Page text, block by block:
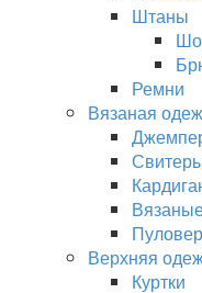
Штаны
Ремни
Вязаная
Верхняя
Куртки